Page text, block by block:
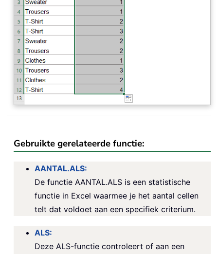
Gebruikte gerelateerde functie:
AANTAL.ALS:
De functie AANTAL.ALS is een statistische
functie in Excel waarmee je het aantal cellen
telt dat voldoet aan een specifiek criterium.
ALS:
Deze ALS-functie controleert of aan een